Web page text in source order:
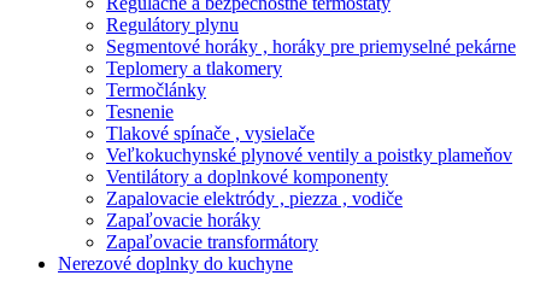
Regulátory plynu
Segmentové horáky , horáky pre priemyselné pekárne
Teplomery a tlakomery
Termočlánky
Tesnenie
Tlakové spínače , vysielače
Veľkokuchynské plynové ventily a poistky plameňov
Ventilátory a doplnkové komponenty
Zapalovacie elektródy , piezza , vodiče
Zapaľovacie horáky
Zapaľovacie transformátory
Nerezové doplnky do kuchyne